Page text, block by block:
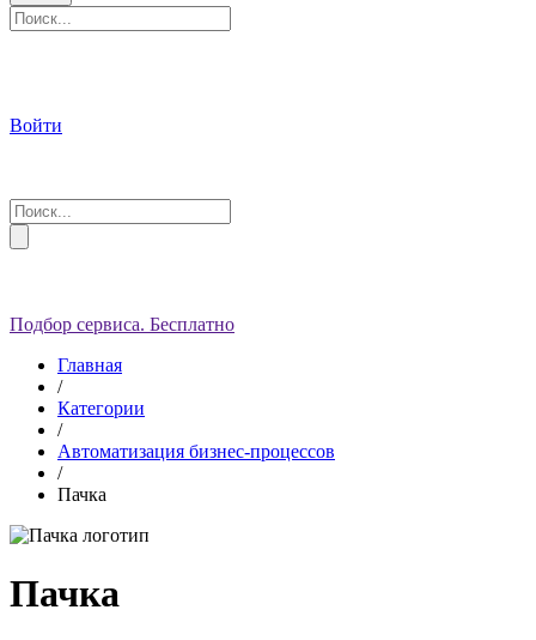
Войти
Подбор сервиса. Бесплатно
Главная
/
Категории
/
Автоматизация бизнес-процессов
/
Пачка
Пачка